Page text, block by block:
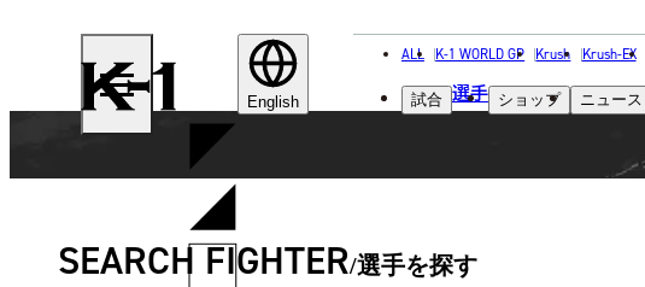
K-
1 English
ALL K-1 WORLD GP Krush Krush-EX
試合 選手 ショップ ニュース
SEARCH FIGHTER 選手を探す